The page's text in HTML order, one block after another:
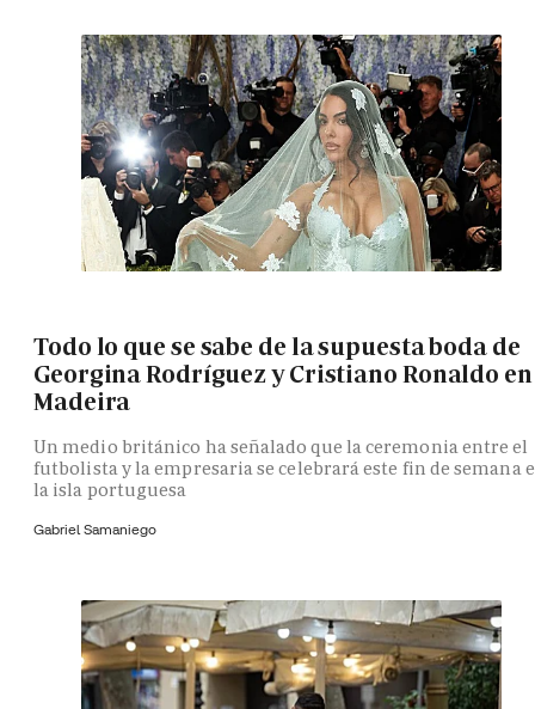
Todo lo que se sabe de la supuesta boda de
Georgina Rodríguez y Cristiano Ronaldo en
Madeira
Un medio británico ha señalado que la ceremonia entre el
futbolista y la empresaria se celebrará este fin de semana
la isla portuguesa
Gabriel Samaniego